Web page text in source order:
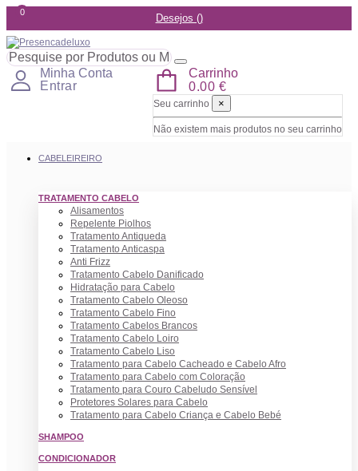
Desejos ()
Minha Conta
Entrar
Carrinho
0
0.00 €
Seu carrinho ×
Não existem mais produtos no seu carrinho
CABELEIREIRO
TRATAMENTO CABELO
Alisamentos
Repelente Piolhos
Tratamento Antiqueda
Tratamento Anticaspa
Anti Frizz
Tratamento Cabelo Danificado
Hidratação para Cabelo
Tratamento Cabelo Oleoso
Tratamento Cabelo Fino
Tratamento Cabelos Brancos
Tratamento Cabelo Loiro
Tratamento Cabelo Liso
Tratamento para Cabelo Cacheado e Cabelo Afro
Tratamento para Cabelo com Coloração
Tratamento para Couro Cabeludo Sensível
Protetores Solares para Cabelo
Tratamento para Cabelo Criança e Cabelo Bebé
SHAMPOO
CONDICIONADOR